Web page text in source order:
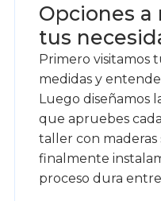
Opciones
tus
Primero visitamos
medidas y
Luego diseñamos
que apruebes
taller con maderas
finalmente
proceso dura entre